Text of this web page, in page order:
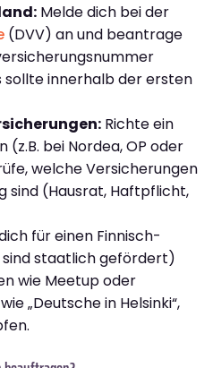
Melde dich bei der
(DVV) an und beantrage
sollte innerhalb der ersten
Richte ein
(z.B. bei Nordea, OP oder
welche Versicherungen
sind (Hausrat, Haftpflicht,
für einen Finnisch-
staatlich gefördert)
wie Meetup oder
„Deutsche in Helsinki“,